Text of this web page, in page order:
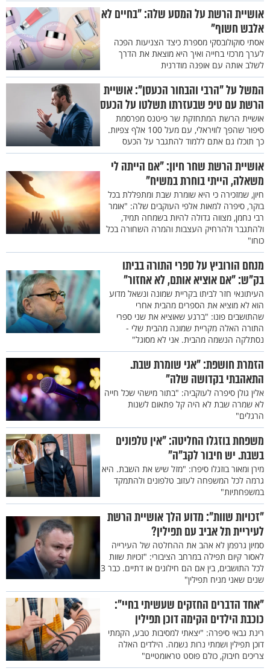
אושיית הרשת על המסע שלה: "בחיים לא
אלבש חשוף"
אסתי סוקולובסקי מספרת כיצד הצניעות הפכה
לערך מרכזי בחייה ואיך היא מוצאת את הדרך
לשלב אותה עם אופנה מודרנית
המשל על "הרבי והבחור הכעסן": אושיית
הרשת עם טיפ שבעזרתו תשלטו על הכעס
אושיית הרשת המתחזקת שר פיטנס מפרסמת
סיפור שהפך לוויראלי, עם מעל 100 אלף צפיות.
כך תוכלו גם אתם ללמוד להתגבר על הכעס
אושיית הרשת שחר חיון: "אם הייתה לי
משאלה, הייתי בוחרת במשיח"
חיון, שמזכירה כי היא שומרת שבת ומתפללת בכל
בוקר, סיפרה למאות אלפי העוקבים שלה: "אומר
רבי נחמן, מצווה גדולה להיות בשמחה תמיד,
ולהתגבר ולהרחיק העצבות והמרה השחורה בכל
כוחו"
מנחם הורוביץ על ספרי התורה בביתו
בק"ש: "אם אוציא אותם, לא אחזור"
העיתונאי חזר לביתו בקריית שמונה ונשאל מדוע
הוא לא מוציא את הספרים מהבית אחרי
שהתושבים פונו: "ברגע שאוציא את שני ספרי
התורה האלה מקריית שמונה מהבית שלי -
נסתלקה הנשמה מהבית. אני לא מסוגל"
הזמרת חושפת: "אני שומרת שבת.
התאהבתי בקדושה שלה"
אלין גולן סיפרה לעוקביה: "בתור מישהי שכל חייה
לא שמרה שבת לא היה קל פתאום לשנות
הרגלים"
משפחת בוזגלו החליטה: "אין טלפונים
בשבת. יש חיבור לקב"ה"
מירן ומאור בוזגלו סיפרו: "מזל שיש את השבת. היא
גרמה לכל המשפחה לעזוב טלפונים ולהתמקד
במשפחתיות"
"זכויות שוות": מדוע הלך אושיית הרשת
לעיריית תל אביב עם תפילין?
סמיון גרפמן לא אהב את ההחלטה של העירייה
לאסור קיום תפילה במרחב הציבורי: "זכויות שוות
לכל התושבים, בין אם הם חילונים או דתיים. כבר 3
שנים שאני מניח תפילין"
"אחד הדברים החזקים שעשיתי בחיי":
כוכבת הילדים הקימה דוכן תפילין
רינת גבאי סיפרה: "יצאתי למסיבות טבע, הקמתי
דוכן תפילין ושמתי נרות נשמה. הילדים האלה
צריכים חיבוק, כולם פוסט טראומטיים"